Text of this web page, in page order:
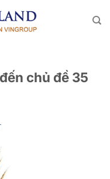
chủ đề 35